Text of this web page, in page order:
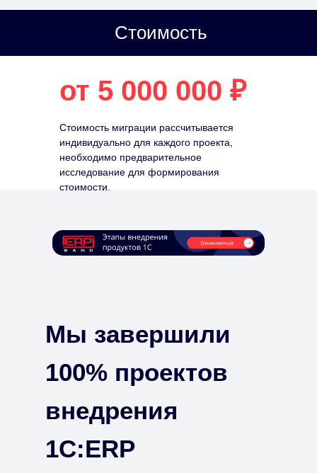
Стоимость
от 5 000 000 ₽
Стоимость миграции рассчитывается
индивидуально для каждого проекта,
необходимо предварительное
исследование для формирования
стоимости.
Мы завершили
100% проектов
внедрения
1С:ERP